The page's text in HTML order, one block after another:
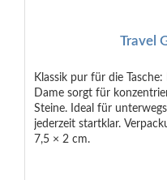
Travel
Klassik pur für die
Dame sorgt für
Steine. Ideal für
jederzeit startklar.
7,5 × 2 cm.